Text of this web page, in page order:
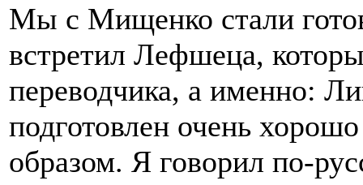
Мы с Мищенко стали
встретил Лефшеца,
переводчика, а именно:
подготовлен очень
образом. Я говорил по-